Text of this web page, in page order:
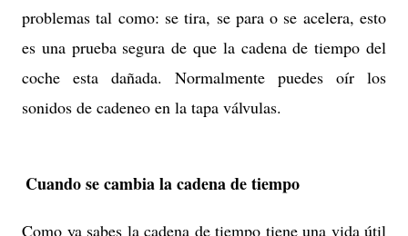
problemas tal como: se tira, se para o se acelera, esto
es una prueba segura de que la cadena de tiempo del
coche esta dañada. Normalmente puedes oír los
sonidos de cadeneo en la tapa válvulas.
Cuando se cambia la cadena de tiempo
Como ya sabes la cadena de tiempo tiene una vida útil